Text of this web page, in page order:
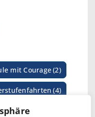
mit Courage(2)
(4)
(17)